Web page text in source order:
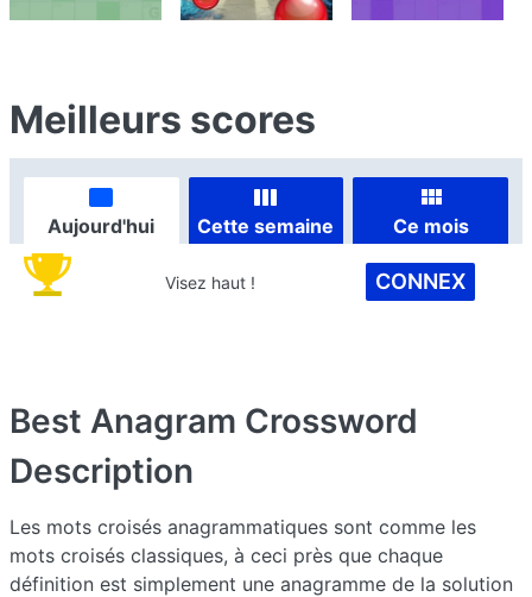
Meilleurs scores
Aujourd'hui Cette semaine Ce mois
Visez haut ! CONNEX
Best Anagram Crossword
Description
Les mots croisés anagrammatiques sont comme les
mots croisés classiques, à ceci près que chaque
définition est simplement une anagramme de la solution